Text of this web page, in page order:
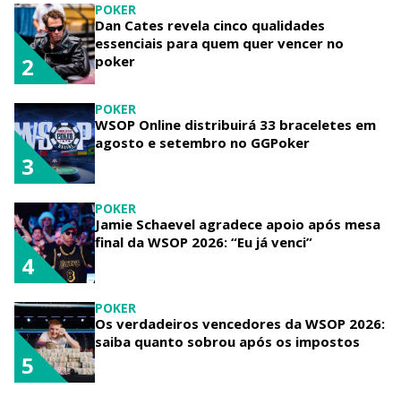
POKER
Dan Cates revela cinco qualidades
essenciais para quem quer vencer no
poker
2
POKER
WSOP Online distribuirá 33 braceletes em
agosto e setembro no GGPoker
3
POKER
Jamie Schaevel agradece apoio após mesa
final da WSOP 2026: “Eu já venci”
4
POKER
Os verdadeiros vencedores da WSOP 2026:
saiba quanto sobrou após os impostos
5